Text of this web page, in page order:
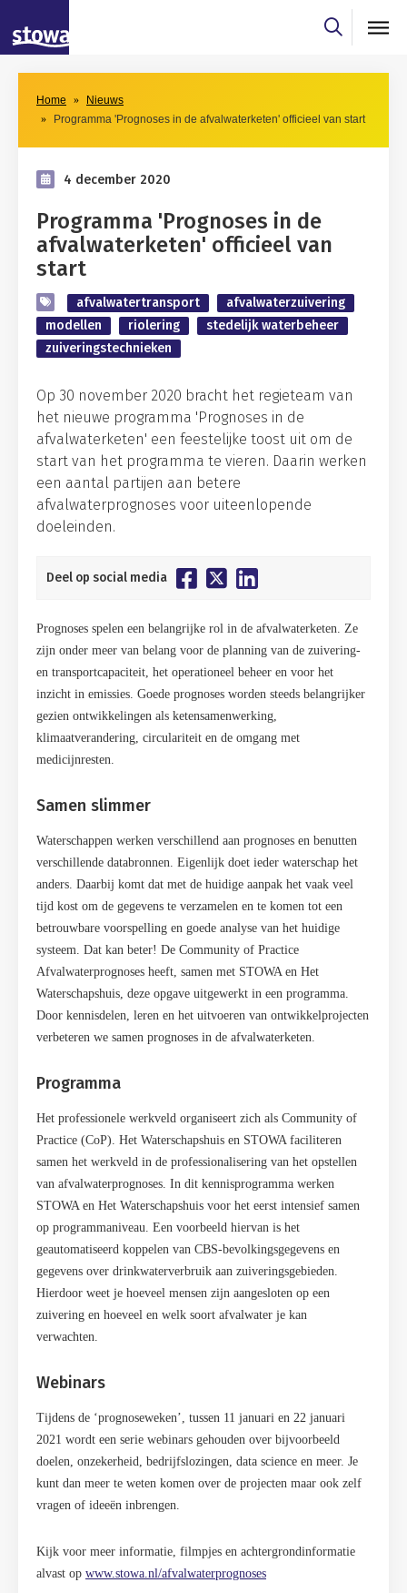
Skip to main content
Skip to main nav
Home
Nieuws
Programma 'Prognoses in de afvalwaterketen' officieel van start
4 december 2020
Programma 'Prognoses in de
afvalwaterketen' officieel van
start
afvalwatertransport
afvalwaterzuivering
modellen
riolering
stedelijk waterbeheer
zuiveringstechnieken
Op 30 november 2020 bracht het regieteam van
het nieuwe programma 'Prognoses in de
afvalwaterketen' een feestelijke toost uit om de
start van het programma te vieren. Daarin werken
een aantal partijen aan betere
afvalwaterprognoses voor uiteenlopende
doeleinden.
Deel op social media
Prognoses spelen een belangrijke rol in de afvalwaterketen. Ze
zijn onder meer van belang voor de planning van de zuivering-
en transportcapaciteit, het operationeel beheer en voor het
inzicht in emissies. Goede prognoses worden steeds belangrijker
gezien ontwikkelingen als ketensamenwerking,
klimaatverandering, circulariteit en de omgang met
medicijnresten.
Samen slimmer
Waterschappen werken verschillend aan prognoses en benutten
verschillende databronnen. Eigenlijk doet ieder waterschap het
anders. Daarbij komt dat met de huidige aanpak het vaak veel
tijd kost om de gegevens te verzamelen en te komen tot een
betrouwbare voorspelling en goede analyse van het huidige
systeem. Dat kan beter! De Community of Practice
Afvalwaterprognoses heeft, samen met STOWA en Het
Waterschapshuis, deze opgave uitgewerkt in een programma.
Door kennisdelen, leren en het uitvoeren van ontwikkelprojecten
verbeteren we samen prognoses in de afvalwaterketen.
Programma
Het professionele werkveld organiseert zich als Community of
Practice (CoP). Het Waterschapshuis en STOWA faciliteren
samen het werkveld in de professionalisering van het opstellen
van afvalwaterprognoses. In dit kennisprogramma werken
STOWA en Het Waterschapshuis voor het eerst intensief samen
op programmaniveau. Een voorbeeld hiervan is het
geautomatiseerd koppelen van CBS-bevolkingsgegevens en
gegevens over drinkwaterverbruik aan zuiveringsgebieden.
Hierdoor weet je hoeveel mensen zijn aangesloten op een
zuivering en hoeveel en welk soort afvalwater je kan
verwachten.
Webinars
Tijdens de ‘prognoseweken’, tussen 11 januari en 22 januari
2021 wordt een serie webinars gehouden over bijvoorbeeld
doelen, onzekerheid, bedrijfslozingen, data science en meer. Je
kunt dan meer te weten komen over de projecten maar ook zelf
vragen of ideeën inbrengen.
Kijk voor meer informatie, filmpjes en achtergrondinformatie
alvast op www.stowa.nl/afvalwaterprognoses